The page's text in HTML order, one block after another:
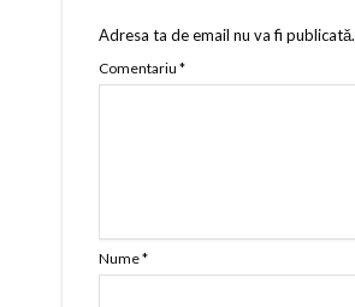
Adresa ta de email nu va fi publicată.
Comentariu *
Nume*